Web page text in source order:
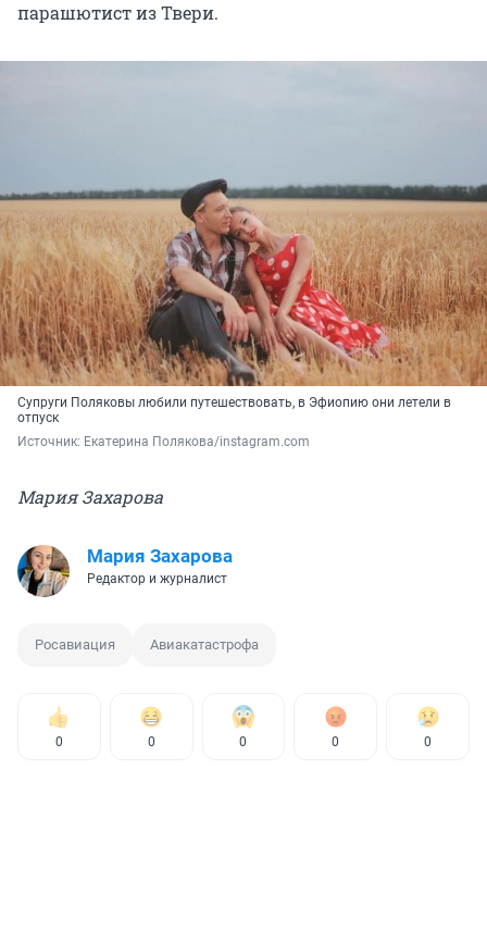
парашютист из Твери.
Супруги Поляковы любили путешествовать, в Эфиопию они летели в
отпуск
Источник: Екатерина Полякова/instagram.com
Мария Захарова
Мария Захарова
Редактор и журналист
Росавиация Авиакатастрофа
0 0 0 0 0